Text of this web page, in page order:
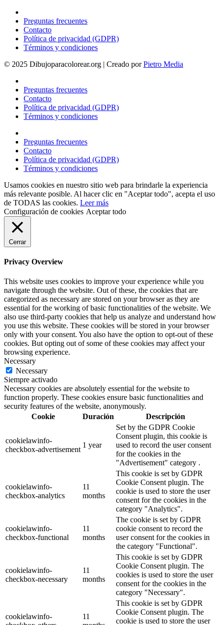
Preguntas frecuentes
Contacto
Política de privacidad (GDPR)
Términos y condiciones
© 2025 Dibujoparacolorear.org | Creado porPietro Media
Preguntas frecuentes
Contacto
Política de privacidad (GDPR)
Términos y condiciones
Preguntas frecuentes
Contacto
Política de privacidad (GDPR)
Términos y condiciones
Usamos cookies en nuestro sitio web para brindarle la experiencia
más relevante posible. Al hacer clic en "Aceptar todo", acepta el uso
de TODAS las cookies. Leer más
Configuración de cookies Aceptar todo
Cerrar
Privacy Overview
This website uses cookies to improve your experience while you
navigate through the website. Out of these, the cookies that are
categorized as necessary are stored on your browser as they are
essential for the working of basic functionalities of the website. We
also use third-party cookies that help us analyze and understand how
you use this website. These cookies will be stored in your browser
only with your consent. You also have the option to opt-out of these
cookies. But opting out of some of these cookies may affect your
browsing experience.
Necessary
Necessary
Siempre activado
Necessary cookies are absolutely essential for the website to
function properly. These cookies ensure basic functionalities and
security features of the website, anonymously.
Cookie
Duración Descripción
cookielawinfo-
checkbox-advertisement
1 year
Set by the GDPR Cookie
Consent plugin, this cookie is
used to record the user consent
for the cookies in the
"Advertisement" category .
cookielawinfo-
checkbox-analytics
11
months
This cookie is set by GDPR
Cookie Consent plugin. The
cookie is used to store the user
consent for the cookies in the
category "Analytics".
cookielawinfo-
checkbox-functional
11
months
The cookie is set by GDPR
cookie consent to record the
user consent for the cookies in
the category "Functional".
cookielawinfo-
checkbox-necessary
11
months
This cookie is set by GDPR
Cookie Consent plugin. The
cookies is used to store the user
consent for the cookies in the
category "Necessary".
cookielawinfo-
11
This cookie is set by GDPR
Cookie Consent plugin. The
cookie is used to store the user